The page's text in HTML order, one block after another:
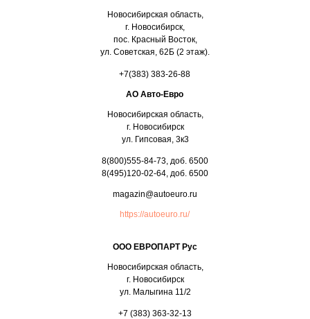
Новосибирская область,
г. Новосибирск,
пос. Красный Восток,
ул. Советская, 62Б (2 этаж).
+7(383) 383-26-88
АО Авто-Евро
Новосибирская область,
г. Новосибирск
ул. Гипсовая, 3к3
8(800)555-84-73, доб. 6500
8(495)120-02-64, доб. 6500
magazin@autoeuro.ru
https://autoeuro.ru/
ООО ЕВРОПАРТ Рус
Новосибирская область,
г. Новосибирск
ул. Малыгина 11/2
+7 (383) 363-32-13